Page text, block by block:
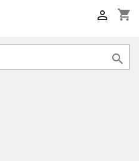
shopping_cart

